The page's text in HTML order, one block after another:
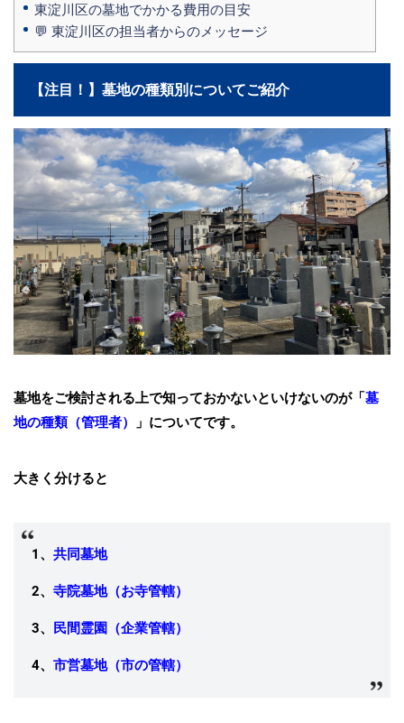
東淀川区の墓地でかかる費用の目安
💬 東淀川区の担当者からのメッセージ
【注目！】墓地の種類別についてご紹介
墓地をご検討される上で知っておかないといけないのが「墓
地の種類（管理者）
」についてです。
大きく分けると
1、 共同墓地
2、 寺院墓地（お寺管轄）
3、 民間霊園（企業管轄）
4、 市営墓地（市の管轄）